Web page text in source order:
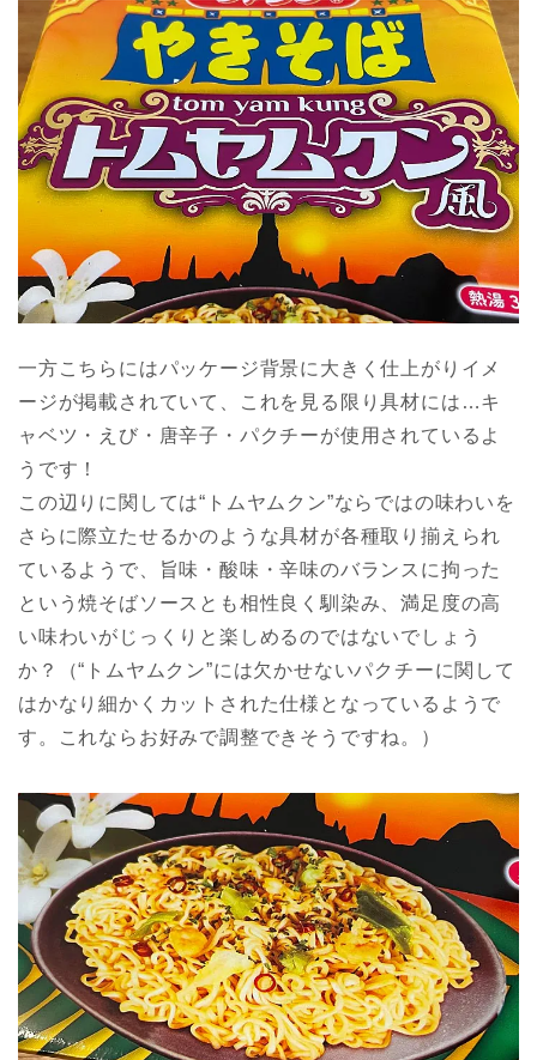
一方こちらにはパッケージ背景に大きく仕上がりイメ
ージが掲載されていて、これを見る限り具材には…キ
ャベツ・えび・唐辛子・パクチーが使用されているよ
うです！
この辺りに関しては“トムヤムクン”ならではの味わいを
さらに際立たせるかのような具材が各種取り揃えられ
ているようで、旨味・酸味・辛味のバランスに拘った
という焼そばソースとも相性良く馴染み、満足度の高
い味わいがじっくりと楽しめるのではないでしょう
か？（“トムヤムクン”には欠かせないパクチーに関して
はかなり細かくカットされた仕様となっているようで
す。これならお好みで調整できそうですね。）